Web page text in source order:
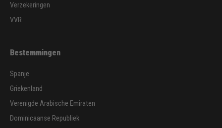
Verzekeringen
VVR
Bestemmingen
Spanje
Griekenland
Verenigde Arabische Emiraten
Dominicaanse Republiek